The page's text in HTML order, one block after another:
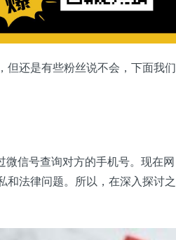
但还是有些粉丝说不会，下面我们
信号查询对方的手机号。现在网
和法律问题。所以，在深入探讨之